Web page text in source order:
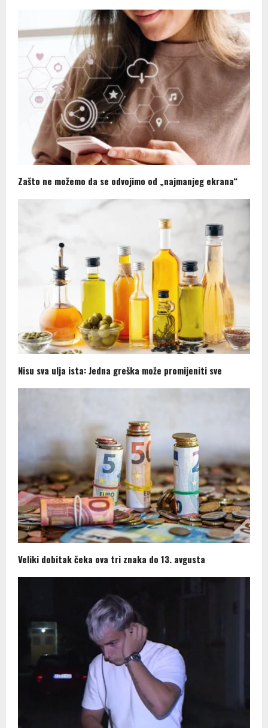
Zašto ne možemo da se odvojimo od „najmanjeg ekrana“
Nisu sva ulja ista: Jedna greška može promijeniti sve
Veliki dobitak čeka ova tri znaka do 13. avgusta